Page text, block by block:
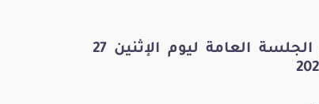
ملخّص الجلسة العامة ليوم الإثنين 27